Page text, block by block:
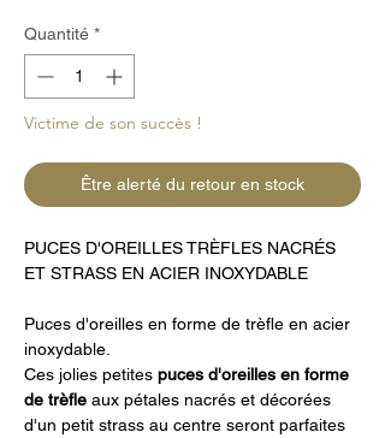
Quantité *
Victime de son succès !
Être alerté du retour en stock
PUCES D'OREILLES TRÈFLES NACRÉS
ET STRASS EN ACIER INOXYDABLE
Puces d'oreilles en forme de trèfle en acier
inoxydable.
Ces jolies petites puces d'oreilles en forme
de trèfle aux pétales nacrés et décorées
d'un petit strass au centre seront parfaites